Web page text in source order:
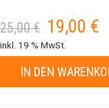
25,00€
Preis
war:
25,00 €
19,00 €
inkl. 19 % MwSt.
IN DEN